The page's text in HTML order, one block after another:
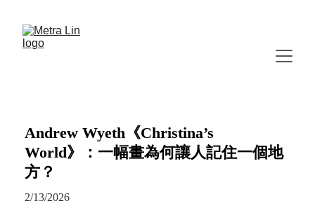
Andrew Wyeth《Christina’s
World》：一幅畫為何讓人記住一個地
方？
2/13/2026